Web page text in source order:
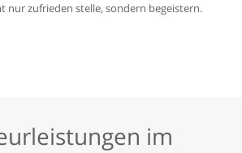
nur zufrieden stelle, sondern begeistern.
im